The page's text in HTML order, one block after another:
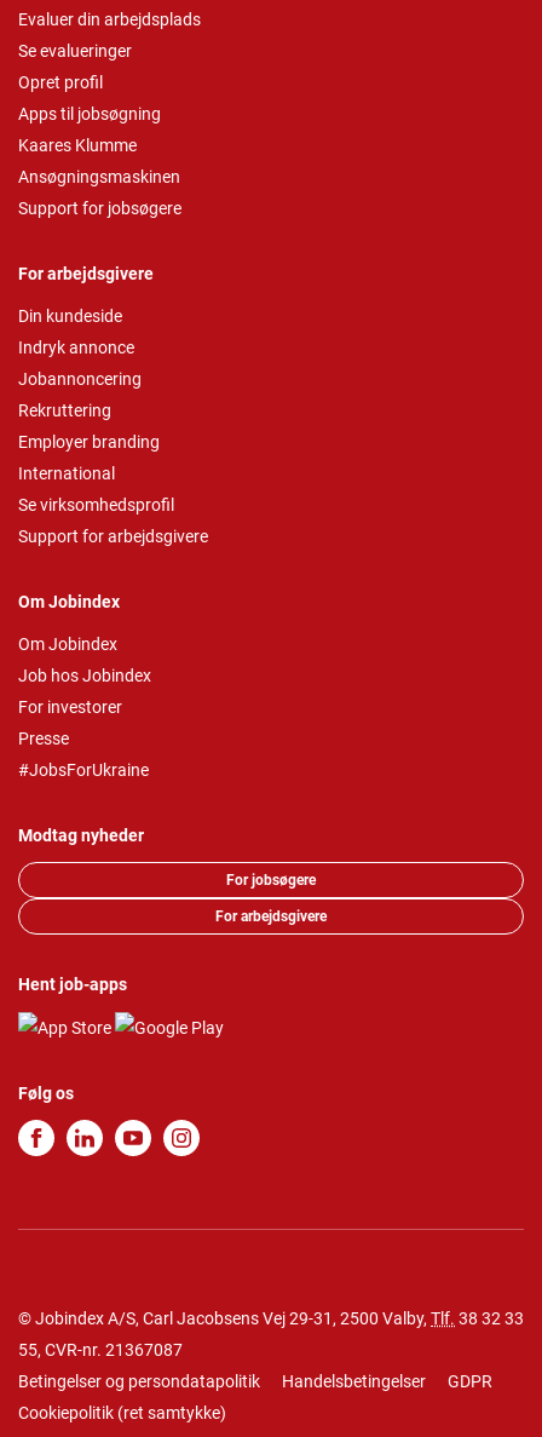
Evaluer din arbejdsplads
Se evalueringer
Opret profil
Apps til jobsøgning
Kaares Klumme
Ansøgningsmaskinen
Support for jobsøgere
For arbejdsgivere
Din kundeside
Indryk annonce
Jobannoncering
Rekruttering
Employer branding
International
Se virksomhedsprofil
Support for arbejdsgivere
Om Jobindex
Om Jobindex
Job hos Jobindex
For investorer
Presse
#JobsForUkraine
Modtag nyheder
For jobsøgere
For arbejdsgivere
Hent job-apps
Følg os
© Jobindex A/S, Carl Jacobsens Vej 29-31, 2500 Valby, Tlf. 38 32 33
55, CVR-nr. 21367087
Betingelser og persondatapolitik
Handelsbetingelser
GDPR
Cookiepolitik (ret samtykke)